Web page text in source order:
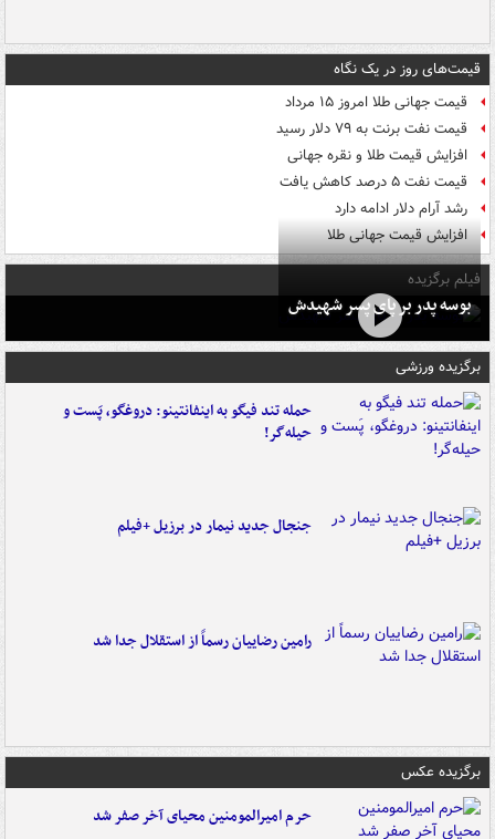
قیمت‌های روز در یک نگاه
قیمت جهانی طلا امروز ۱۵ مرداد
قیمت نفت برنت به ۷۹ دلار رسید
افزایش قیمت طلا و نقره جهانی
قیمت نفت ۵ درصد کاهش یافت
رشد آرام دلار ادامه دارد
افزایش قیمت جهانی طلا
فیلم برگزیده
بوسه‌ پدر بر پای پسر شهیدش
برگزیده ورزشی
حمله تند فیگو به اینفانتینو: دروغگو، پَست‌ و
حیله‌گر!
جنجال جدید نیمار در برزیل +فیلم
رامین رضاییان رسماً از استقلال جدا شد
برگزیده عکس
حرم امیرالمومنین محیای آخر صفر شد